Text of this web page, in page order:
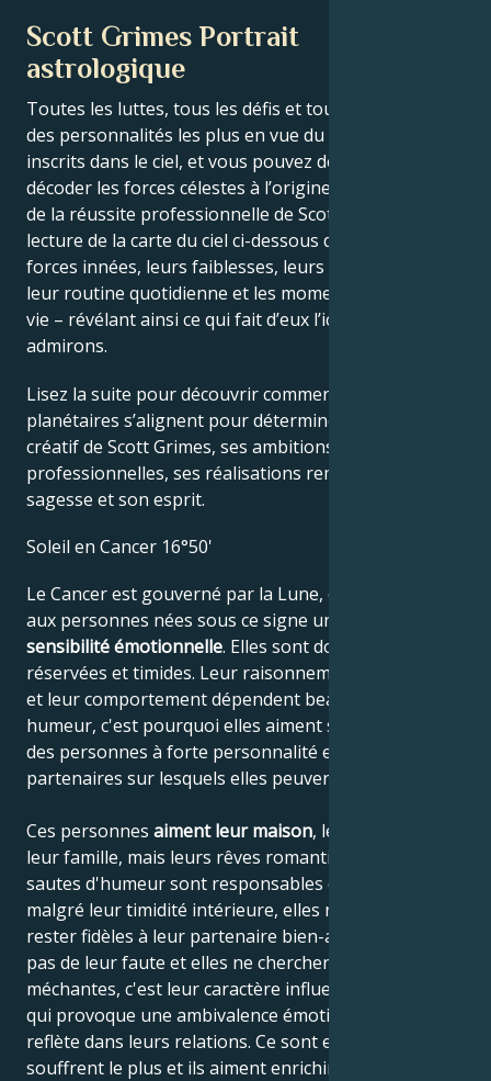
Scott Grimes Portrait
astrologique
Toutes les luttes, tous les défis et tous les triomphes
des personnalités les plus en vue du monde sont
inscrits dans le ciel, et vous pouvez désormais
décoder les forces célestes à l’origine du charme et
de la réussite professionnelle de Scott Grimes. La
lecture de la carte du ciel ci-dessous décrit leurs
forces innées, leurs faiblesses, leurs vulnérabilités,
leur routine quotidienne et les moments clés de leur
vie – révélant ainsi ce qui fait d’eux l’icône que nous
admirons.
Lisez la suite pour découvrir comment les forces
planétaires s’alignent pour déterminer le génie
créatif de Scott Grimes, ses ambitions
professionnelles, ses réalisations remarquables, sa
sagesse et son esprit.
Soleil en Cancer 16°50'
Le Cancer est gouverné par la Lune, ce qui confère
aux personnes nées sous ce signe une grande
sensibilité émotionnelle. Elles sont donc souvent
réservées et timides. Leur raisonnement, leur pensée
et leur comportement dépendent beaucoup de leur
humeur, c'est pourquoi elles aiment s'appuyer sur
des personnes à forte personnalité et choisir des
partenaires sur lesquels elles peuvent s'appuyer.
Ces personnes aiment leur maison, leurs parents et
leur famille, mais leurs rêves romantiques et leurs
sautes d'humeur sont responsables du fait que,
malgré leur timidité intérieure, elles ne peuvent pas
rester fidèles à leur partenaire bien-aimé. Ce n'est
pas de leur faute et elles ne cherchent pas à être
méchantes, c'est leur caractère influencé par la Lune
qui provoque une ambivalence émotionnelle qui se
reflète dans leurs relations. Ce sont eux qui en
souffrent le plus et ils aiment enrichir leur âme de